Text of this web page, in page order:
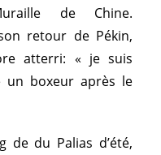
de Chine.
retour de Pékin,
atterri: « je suis
un boxeur après le
de du Palias d’été,